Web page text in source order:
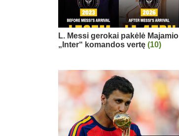
L. Messi gerokai pakėlė Majamio
„Inter“ komandos vertę (10)